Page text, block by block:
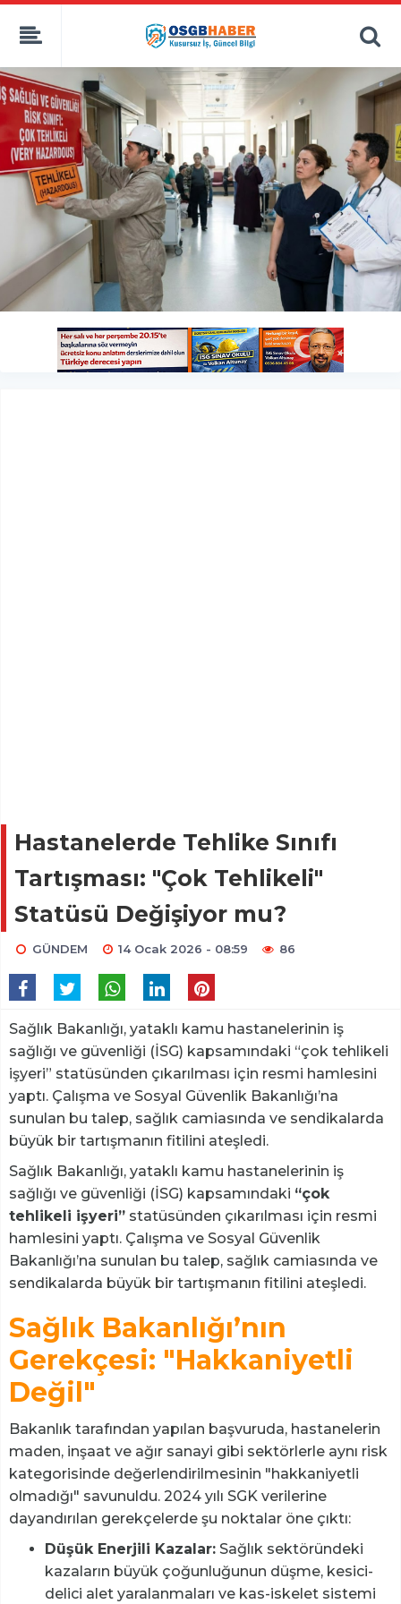
Hastanelerde Tehlike Sınıfı
Tartışması: "Çok Tehlikeli"
Statüsü Değişiyor mu?
GÜNDEM 14 Ocak 2026 - 08:59 86
Sağlık Bakanlığı, yataklı kamu hastanelerinin iş
sağlığı ve güvenliği (İSG) kapsamındaki “çok tehlikeli
işyeri” statüsünden çıkarılması için resmi hamlesini
yaptı. Çalışma ve Sosyal Güvenlik Bakanlığı’na
sunulan bu talep, sağlık camiasında ve sendikalarda
büyük bir tartışmanın fitilini ateşledi.
Sağlık Bakanlığı, yataklı kamu hastanelerinin iş
sağlığı ve güvenliği (İSG) kapsamındaki “çok
tehlikeli işyeri” statüsünden çıkarılması için resmi
hamlesini yaptı. Çalışma ve Sosyal Güvenlik
Bakanlığı’na sunulan bu talep, sağlık camiasında ve
sendikalarda büyük bir tartışmanın fitilini ateşledi.
Sağlık Bakanlığı’nın
Gerekçesi: "Hakkaniyetli
Değil"
Bakanlık tarafından yapılan başvuruda, hastanelerin
maden, inşaat ve ağır sanayi gibi sektörlerle aynı risk
kategorisinde değerlendirilmesinin "hakkaniyetli
olmadığı" savunuldu. 2024 yılı SGK verilerine
dayandırılan gerekçelerde şu noktalar öne çıktı:
Düşük Enerjili Kazalar: Sağlık sektöründeki
kazaların büyük çoğunluğunun düşme, kesici-
delici alet yaralanmaları ve kas-iskelet sistemi